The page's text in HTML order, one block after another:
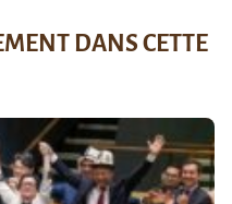
DANS CETTE